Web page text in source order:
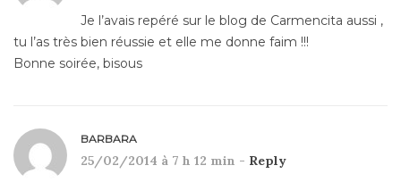
Je l’avais repéré sur le blog de Carmencita aussi ,
tu l’as très bien réussie et elle me donne faim !!!
Bonne soirée, bisous
BARBARA
25/02/2014 à 7 h 12 min - Reply